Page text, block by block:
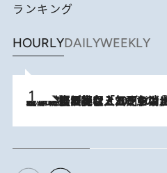
ランキング
HOURLYDAILYWEEKLY
2026.8.5
【なぜ吉沢亮は「気配を消せる」のか？】興行収入208億の『国宝』を経て挑むミュージカル『ディア・エヴァン・ハンセン』。トップ俳優が舞台上でさらけ出した“孤独”とは